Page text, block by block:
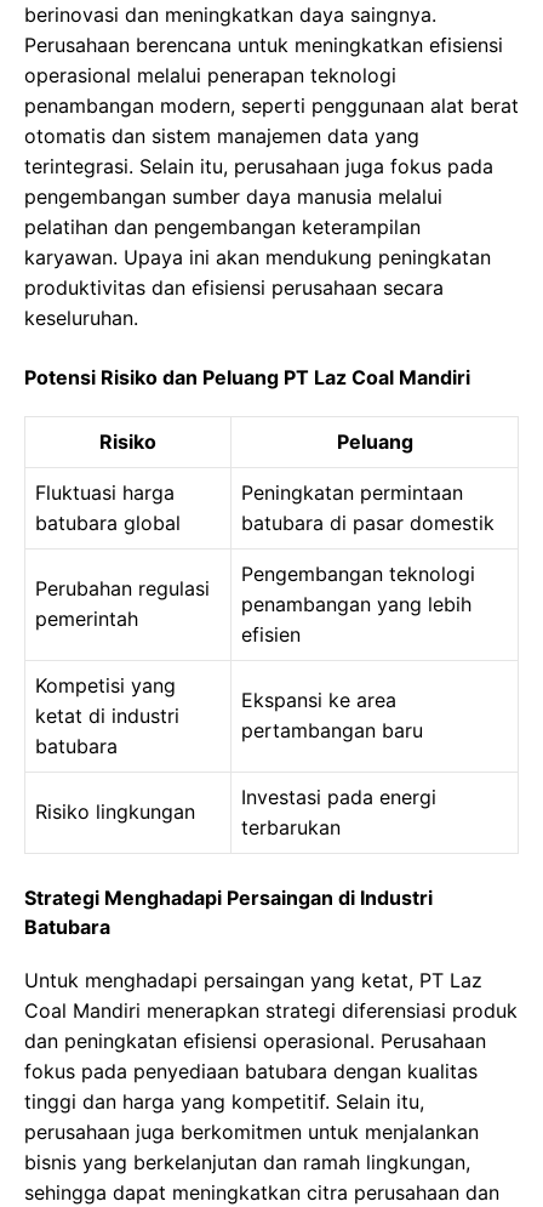
berinovasi dan meningkatkan daya saingnya.
Perusahaan berencana untuk meningkatkan efisiensi
operasional melalui penerapan teknologi
penambangan modern, seperti penggunaan alat berat
otomatis dan sistem manajemen data yang
terintegrasi. Selain itu, perusahaan juga fokus pada
pengembangan sumber daya manusia melalui
pelatihan dan pengembangan keterampilan
karyawan. Upaya ini akan mendukung peningkatan
produktivitas dan efisiensi perusahaan secara
keseluruhan.
Potensi Risiko dan Peluang PT Laz Coal Mandiri
Risiko Peluang
Fluktuasi harga
batubara global
Peningkatan permintaan
batubara di pasar domestik
Perubahan regulasi
pemerintah
Pengembangan teknologi
penambangan yang lebih
efisien
Kompetisi yang
ketat di industri
batubara
Ekspansi ke area
pertambangan baru
Risiko lingkungan
Investasi pada energi
terbarukan
Strategi Menghadapi Persaingan di Industri
Batubara
Untuk menghadapi persaingan yang ketat, PT Laz
Coal Mandiri menerapkan strategi diferensiasi produk
dan peningkatan efisiensi operasional. Perusahaan
fokus pada penyediaan batubara dengan kualitas
tinggi dan harga yang kompetitif. Selain itu,
perusahaan juga berkomitmen untuk menjalankan
bisnis yang berkelanjutan dan ramah lingkungan,
sehingga dapat meningkatkan citra perusahaan dan